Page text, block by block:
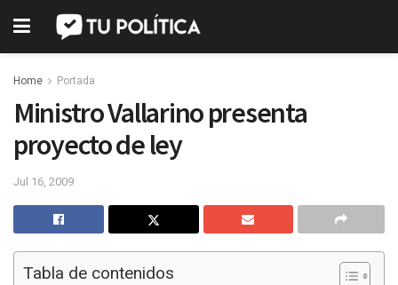
Home Portada
Ministro Vallarino presenta
proyecto de ley
Jul 16, 2009
Tabla de contenidos